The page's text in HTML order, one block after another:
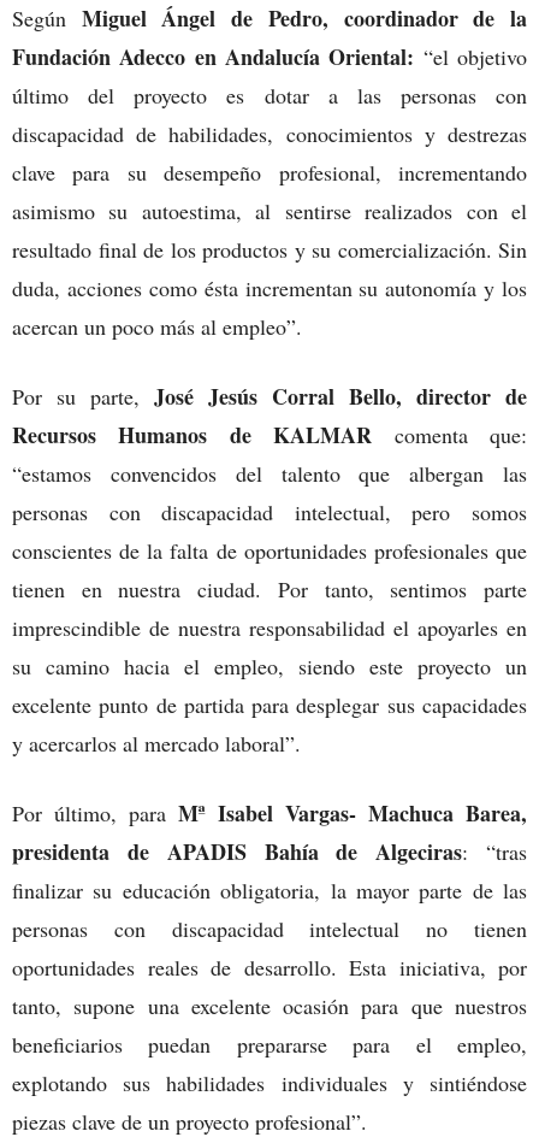
Según Miguel Ángel de Pedro, coordinador de la
Fundación Adecco en Andalucía Oriental: “el objetivo
último del proyecto es dotar a las personas con
discapacidad de habilidades, conocimientos y destrezas
clave para su desempeño profesional, incrementando
asimismo su autoestima, al sentirse realizados con el
resultado final de los productos y su comercialización. Sin
duda, acciones como ésta incrementan su autonomía y los
acercan un poco más al empleo”.
Por su parte, José Jesús Corral Bello, director de
Recursos Humanos de KALMAR comenta que:
“estamos convencidos del talento que albergan las
personas con discapacidad intelectual, pero somos
conscientes de la falta de oportunidades profesionales que
tienen en nuestra ciudad. Por tanto, sentimos parte
imprescindible de nuestra responsabilidad el apoyarles en
su camino hacia el empleo, siendo este proyecto un
excelente punto de partida para desplegar sus capacidades
y acercarlos al mercado laboral”.
Por último, para Mª Isabel Vargas- Machuca Barea,
presidenta de APADIS Bahía de Algeciras: “tras
finalizar su educación obligatoria, la mayor parte de las
personas con discapacidad intelectual no tienen
oportunidades reales de desarrollo. Esta iniciativa, por
tanto, supone una excelente ocasión para que nuestros
beneficiarios puedan prepararse para el empleo,
explotando sus habilidades individuales y sintiéndose
piezas clave de un proyecto profesional”.